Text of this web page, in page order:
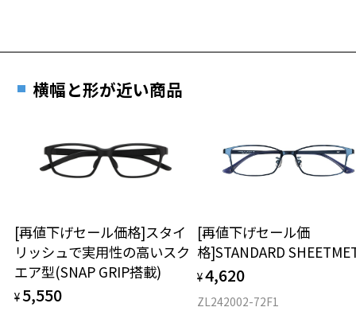
横幅と形が近い商品
[再値下げセール価格]スタイ
リッシュで実用性の高いスク
エア型(SNAP GRIP搭載)
¥ 5,550
[再値下げセール価
格]STANDARD
¥4,620
ZL242002-72F1